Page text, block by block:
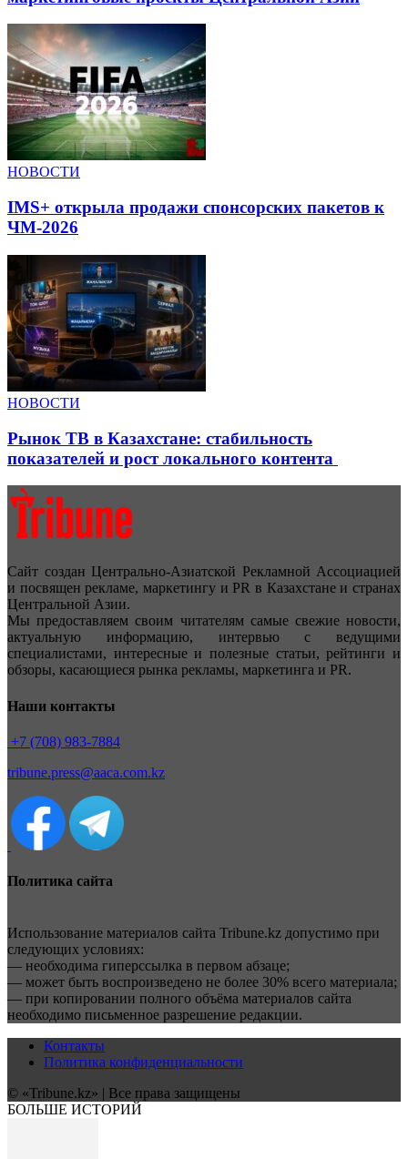
НОВОСТИ
IMS+ открыла продажи спонсорских пакетов к
ЧМ-2026
НОВОСТИ
Рынок ТВ в Казахстане: стабильность
показателей и рост локального контента
Сайт создан Центрально-Азиатской Рекламной Ассоциацией
и посвящен рекламе, маркетингу и PR в Казахстане и странах
Центральной Азии.
Мы предоставляем своим читателям самые свежие новости,
актуальную информацию, интервью с ведущими
специалистами, интересные и полезные статьи, рейтинги и
обзоры, касающиеся рынка рекламы, маркетинга и PR.
Наши контакты
+7 (708) 983-7884
tribune.press@aaca.com.kz
Политика сайта
Использование материалов сайта Tribune.kz допустимо при
следующих условиях:
— необходима гиперссылка в первом абзаце;
— может быть воспроизведено не более 30% всего материала;
— при копировании полного объёма материалов сайта
необходимо письменное разрешение редакции.
Контакты
Политика конфиденциальности
© «Tribune.kz» | Все права защищены
БОЛЬШЕ ИСТОРИЙ